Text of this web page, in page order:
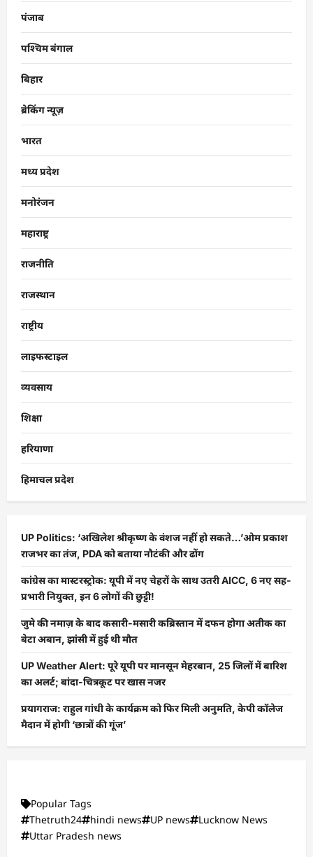
पंजाब
पश्चिम बंगाल
बिहार
ब्रेकिंग न्यूज़
भारत
मध्य प्रदेश
मनोरंजन
महाराष्ट्र
राजनीति
राजस्थान
राष्ट्रीय
लाइफस्टाइल
व्यवसाय
शिक्षा
हरियाणा
हिमाचल प्रदेश
UP Politics: ‘अखिलेश श्रीकृष्ण के वंशज नहीं हो सकते…’ओम प्रकाश
राजभर का तंज, PDA को बताया नौटंकी और ढोंग
कांग्रेस का मास्टरस्ट्रोक: यूपी में नए चेहरों के साथ उतरी AICC, 6 नए सह-
प्रभारी नियुक्त, इन 6 लोगों की छुट्टी!
जुमे की नमाज़ के बाद कसारी-मसारी कब्रिस्तान में दफन होगा अतीक का
बेटा अबान, झांसी में हुई थी मौत
UP Weather Alert: पूरे यूपी पर मानसून मेहरबान, 25 जिलों में बारिश
का अलर्ट; बांदा-चित्रकूट पर खास नजर
प्रयागराज: राहुल गांधी के कार्यक्रम को फिर मिली अनुमति, केपी कॉलेज
मैदान में होगी ‘छात्रों की गूंज’
Popular Tags
Thetruth24
hindi news UP news
Lucknow News
Uttar Pradesh news